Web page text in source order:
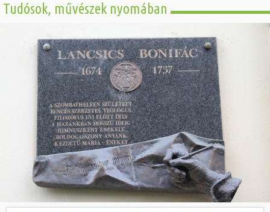
Látnivalók
Gasztronómia
Szállás
Sport
Szabadidő
Hasznos
Tudósok, művészek nyomában